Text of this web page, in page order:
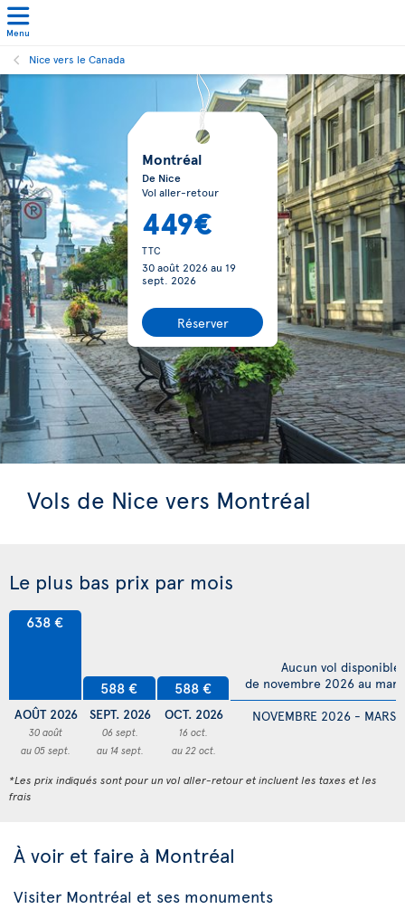
Menu
Nice vers le Canada
Montréal
De Nice
Vol aller-retour
449€
TTC
30 août 2026au 19
sept. 2026
Réserver
Vols de Nice vers Montréal
Le plus bas prix par mois
638 €
AOÛT 2026
30 août
au 05 sept.
588 €
SEPT. 2026
06 sept.
au 14 sept.
588 €
OCT. 2026
16 oct.
au 22 oct.
NOVEMBRE 2026 - MARS
Aucun vol disponible
de novembre 2026 au
*Les prix indiqués sont pour un vol aller-retour et incluent les taxes et les
frais
À voir et faire à Montréal
Visiter Montréal et ses monuments